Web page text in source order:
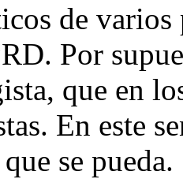
de varios
Por
que en
En este
se pueda.